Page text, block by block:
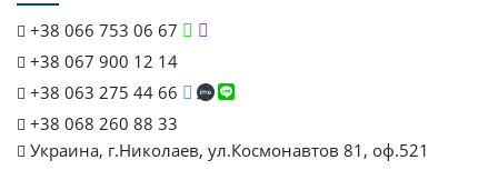
+38 066 753 06 67
+38 067 900 12 14
+38 063 275 44 66
+38 068 260 88 33
Украина, г.Николаев, ул.Космонавтов 81, оф.521